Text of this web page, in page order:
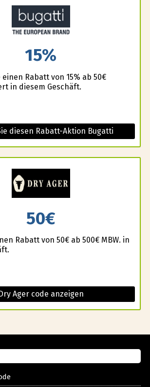
15%
einen Rabatt von 15% ab 50€
in diesem Geschäft.
diesen Rabatt-Aktion Bugatti
50€
Rabatt von 50€ ab 500€ MBW. in
Ager code anzeigen